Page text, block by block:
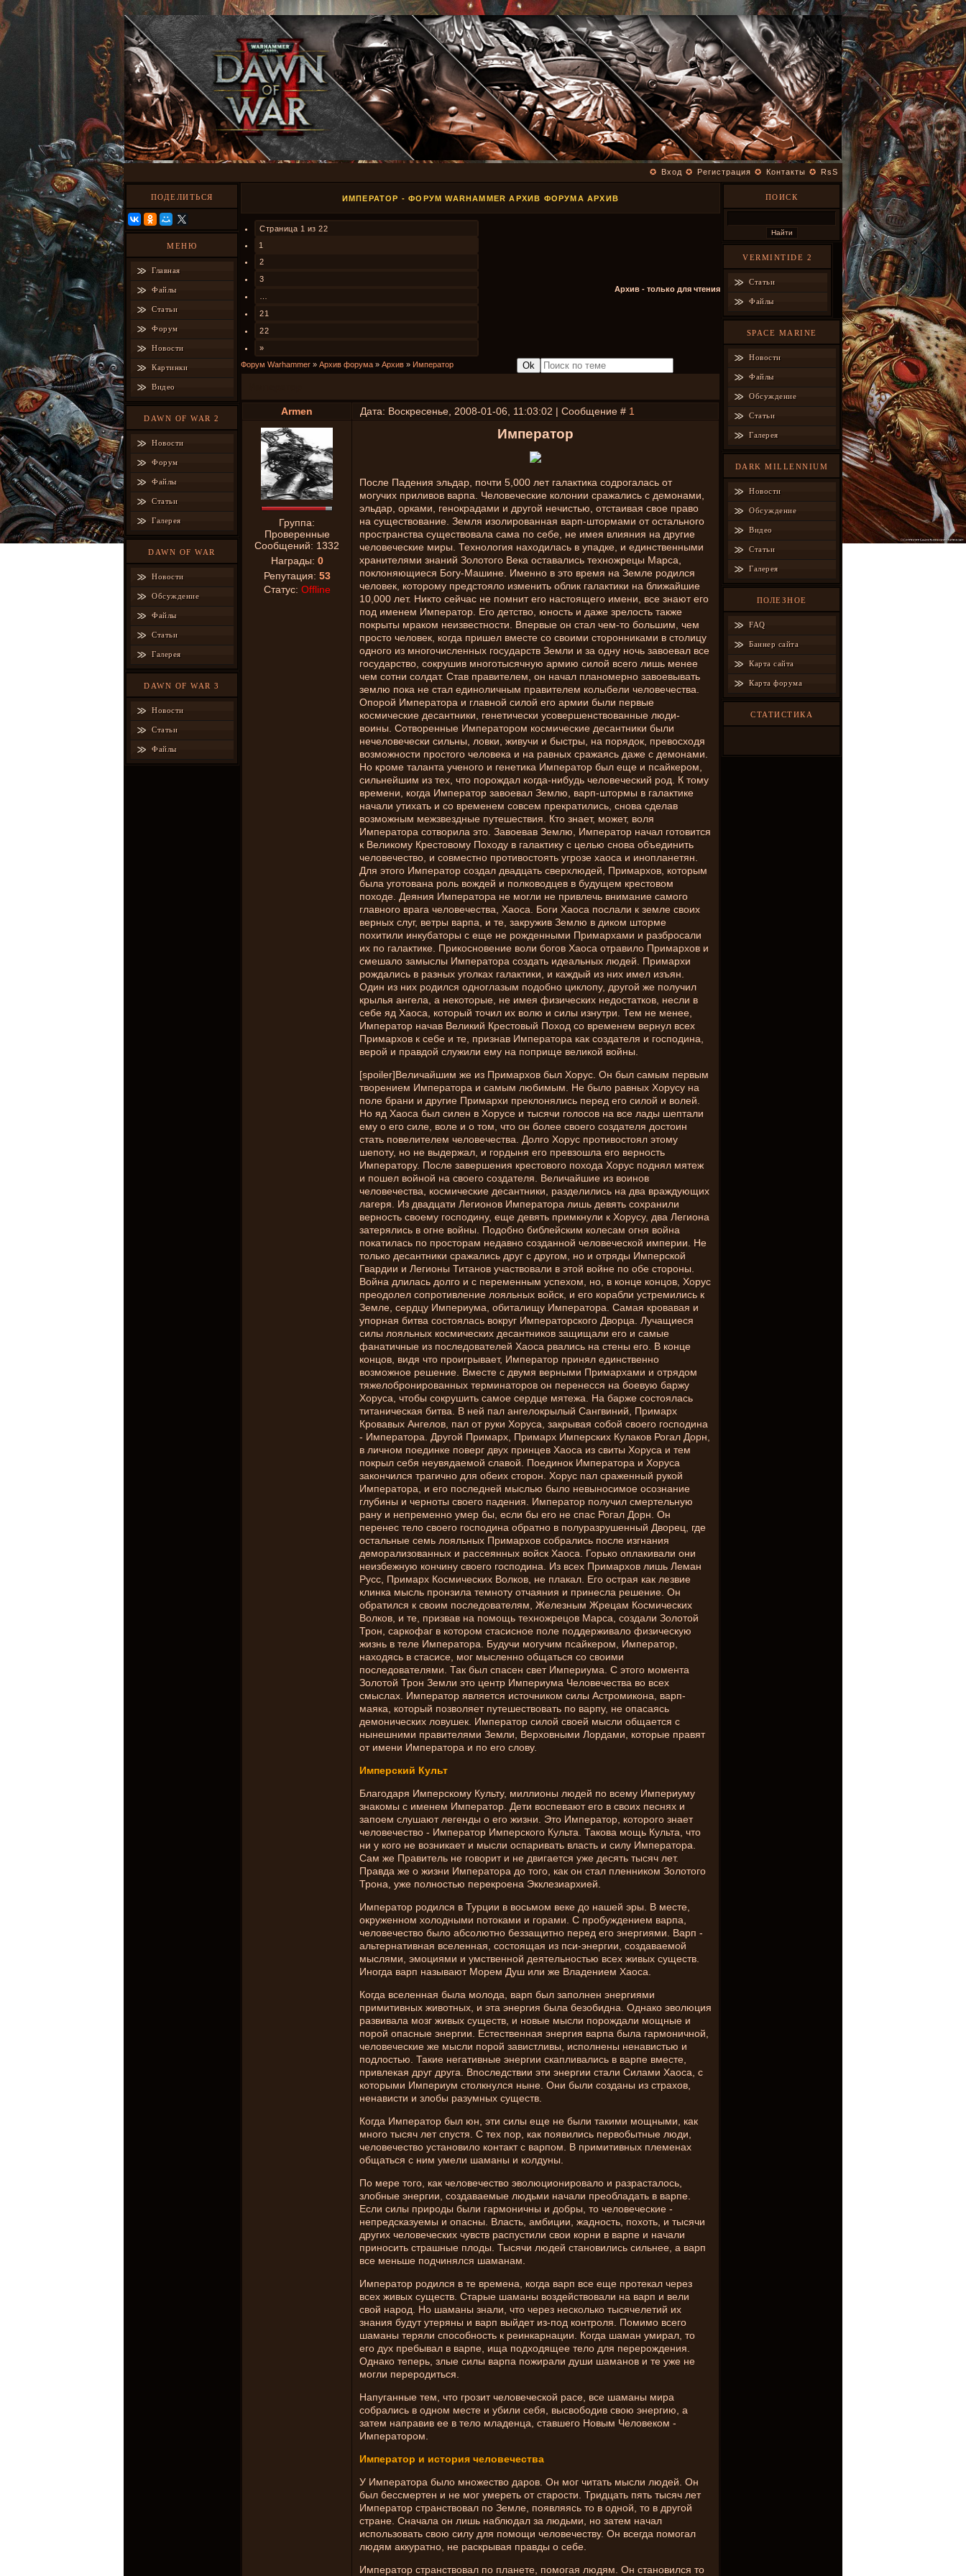
✪ Вход ✪ Регистрация ✪ Контакты ✪ RsS
ПОДЕЛИТЬСЯ
МЕНЮ
Главная
Файлы
Статьи
Форум
Новости
Картинки
Видео
DAWN OF WAR 2
Новости
Форум
Файлы
Статьи
Галерея
DAWN OF WAR
Новости
Обсуждение
Файлы
Статьи
Галерея
DAWN OF WAR 3
Новости
Статьи
Файлы
ИМПЕРАТОР - ФОРУМ WARHAMMER АРХИВ ФОРУМА АРХИВ
Страница 1 из 22
1
2
3
21
22
»
Архив - только для чтения
Форум Warhammer » Архив форума » Архив » Император
Armen Дата: Воскресенье, 2008-01-06, 11:03:02 | Сообщение # 1
Группа:
Проверенные
Сообщений: 1332
Награды: 0
Репутация: 53
Статус: Offline
Император
После Падения эльдар, почти 5,000 лет галактика содрогалась от
могучих приливов варпа. Человеческие колонии сражались с демонами,
эльдар, орками, генокрадами и другой нечистью, отстаивая свое право
на существование. Земля изолированная варп-штормами от остального
пространства существовала сама по себе, не имея влияния на другие
человеческие миры. Технология находилась в упадке, и единственными
хранителями знаний Золотого Века оставались техножрецы Марса,
поклоняющиеся Богу-Машине. Именно в это время на Земле родился
человек, которому предстояло изменить облик галактики на ближайшие
10,000 лет. Никто сейчас не помнит его настоящего имени, все знают его
под именем Император. Его детство, юность и даже зрелость также
покрыты мраком неизвестности. Впервые он стал чем-то большим, чем
просто человек, когда пришел вместе со своими сторонниками в столицу
одного из многочисленных государств Земли и за одну ночь завоевал все
государство, сокрушив многотысячную армию силой всего лишь менее
чем сотни солдат. Став правителем, он начал планомерно завоевывать
землю пока не стал единоличным правителем колыбели человечества.
Опорой Императора и главной силой его армии были первые
космические десантники, генетически усовершенствованные люди-
воины. Сотворенные Императором космические десантники были
нечеловечески сильны, ловки, живучи и быстры, на порядок, превосходя
возможности простого человека и на равных сражаясь даже с демонами.
Но кроме таланта ученого и генетика Император был еще и псайкером,
сильнейшим из тех, что порождал когда-нибудь человеческий род. К тому
времени, когда Император завоевал Землю, варп-штормы в галактике
начали утихать и со временем совсем прекратились, снова сделав
возможным межзвездные путешествия. Кто знает, может, воля
Императора сотворила это. Завоевав Землю, Император начал готовится
к Великому Крестовому Походу в галактику с целью снова объединить
человечество, и совместно противостоять угрозе хаоса и инопланетян.
Для этого Император создал двадцать сверхлюдей, Примархов, которым
была уготована роль вождей и полководцев в будущем крестовом
походе. Деяния Императора не могли не привлечь внимание самого
главного врага человечества, Хаоса. Боги Хаоса послали к земле своих
верных слуг, ветры варпа, и те, закружив Землю в диком шторме
похитили инкубаторы с еще не рожденными Примархами и разбросали
их по галактике. Прикосновение воли богов Хаоса отравило Примархов и
смешало замыслы Императора создать идеальных людей. Примархи
рождались в разных уголках галактики, и каждый из них имел изъян.
Один из них родился одноглазым подобно циклопу, другой же получил
крылья ангела, а некоторые, не имея физических недостатков, несли в
себе яд Хаоса, который точил их волю и силы изнутри. Тем не менее,
Император начав Великий Крестовый Поход со временем вернул всех
Примархов к себе и те, признав Императора как создателя и господина,
верой и правдой служили ему на поприще великой войны.
[spoiler]Величайшим же из Примархов был Хорус. Он был самым первым
творением Императора и самым любимым. Не было равных Хорусу на
поле брани и другие Примархи преклонялись перед его силой и волей.
Но яд Хаоса был силен в Хорусе и тысячи голосов на все лады шептали
ему о его силе, воле и о том, что он более своего создателя достоин
стать повелителем человечества. Долго Хорус противостоял этому
шепоту, но не выдержал, и гордыня его превзошла его верность
Императору. После завершения крестового похода Хорус поднял мятеж
и пошел войной на своего создателя. Величайшие из воинов
человечества, космические десантники, разделились на два враждующих
лагеря. Из двадцати Легионов Императора лишь девять сохранили
верность своему господину, еще девять примкнули к Хорусу, два Легиона
затерялись в огне войны. Подобно библейским колесам огня война
покатилась по просторам недавно созданной человеческой империи. Не
только десантники сражались друг с другом, но и отряды Имперской
Гвардии и Легионы Титанов участвовали в этой войне по обе стороны.
Война длилась долго и с переменным успехом, но, в конце концов, Хорус
преодолел сопротивление лояльных войск, и его корабли устремились к
Земле, сердцу Империума, обиталищу Императора. Самая кровавая и
упорная битва состоялась вокруг Императорского Дворца. Лучащиеся
силы лояльных космических десантников защищали его и самые
фанатичные из последователей Хаоса рвались на стены его. В конце
концов, видя что проигрывает, Император принял единственно
возможное решение. Вместе с двумя верными Примархами и отрядом
тяжелобронированных терминаторов он перенесся на боевую баржу
Хоруса, чтобы сокрушить самое сердце мятежа. На барже состоялась
титаническая битва. В ней пал ангелокрылый Сангвиний, Примарх
Кровавых Ангелов, пал от руки Хоруса, закрывая собой своего господина
- Императора. Другой Примарх, Примарх Имперских Кулаков Рогал Дорн,
в личном поединке поверг двух принцев Хаоса из свиты Хоруса и тем
покрыл себя неувядаемой славой. Поединок Императора и Хоруса
закончился трагично для обеих сторон. Хорус пал сраженный рукой
Императора, и его последней мыслью было невыносимое осознание
глубины и черноты своего падения. Император получил смертельную
рану и непременно умер бы, если бы его не спас Рогал Дорн. Он
перенес тело своего господина обратно в полуразрушенный Дворец, где
остальные семь лояльных Примархов собрались после изгнания
деморализованных и рассеянных войск Хаоса. Горько оплакивали они
неизбежную кончину своего господина. Из всех Примархов лишь Леман
Русс, Примарх Космических Волков, не плакал. Его острая как лезвие
клинка мысль пронзила темноту отчаяния и принесла решение. Он
обратился к своим последователям, Железным Жрецам Космических
Волков, и те, призвав на помощь техножрецов Марса, создали Золотой
Трон, саркофаг в котором стасисное поле поддерживало физическую
жизнь в теле Императора. Будучи могучим псайкером, Император,
находясь в стасисе, мог мысленно общаться со своими
последователями. Так был спасен свет Империума. С этого момента
Золотой Трон Земли это центр Империума Человечества во всех
смыслах. Император является источником силы Астромикона, варп-
маяка, который позволяет путешествовать по варпу, не опасаясь
демонических ловушек. Император силой своей мысли общается с
нынешними правителями Земли, Верховными Лордами, которые правят
от имени Императора и по его слову.
Имперский Культ
Благодаря Имперскому Культу, миллионы людей по всему Империуму
знакомы с именем Император. Дети воспевают его в своих песнях и
запоем слушают легенды о его жизни. Это Император, которого знает
человечество - Император Имперского Культа. Такова мощь Культа, что
ни у кого не возникает и мысли оспаривать власть и силу Императора.
Сам же Правитель не говорит и не двигается уже десять тысяч лет.
Правда же о жизни Императора до того, как он стал пленником Золотого
Трона, уже полностью перекроена Экклезиархией.
Император родился в Турции в восьмом веке до нашей эры. В месте,
окруженном холодными потоками и горами. С пробуждением варпа,
человечество было абсолютно беззащитно перед его энергиями. Варп -
альтернативная вселенная, состоящая из пси-энергии, создаваемой
мыслями, эмоциями и умственной деятельностью всех живых существ.
Иногда варп называют Морем Душ или же Владением Хаоса.
Когда вселенная была молода, варп был заполнен энергиями
примитивных животных, и эта энергия была безобидна. Однако эволюция
развивала мозг живых существ, и новые мысли порождали мощные и
порой опасные энергии. Естественная энергия варпа была гармоничной,
человеческие же мысли порой завистливы, исполнены ненавистью и
подлостью. Такие негативные энергии скапливались в варпе вместе,
привлекая друг друга. Впоследствии эти энергии стали Силами Хаоса, с
которыми Империум столкнулся ныне. Они были созданы из страхов,
ненависти и злобы разумных существ.
Когда Император был юн, эти силы еще не были такими мощными, как
много тысяч лет спустя. С тех пор, как появились первобытные люди,
человечество установило контакт с варпом. В примитивных племенах
общаться с ним умели шаманы и колдуны.
По мере того, как человечество эволюционировало и разрасталось,
злобные энергии, создаваемые людьми начали преобладать в варпе.
Если силы природы были гармоничны и добры, то человеческие -
непредсказуемы и опасны. Власть, амбиции, жадность, похоть, и тысячи
других человеческих чувств распустили свои корни в варпе и начали
приносить страшные плоды. Тысячи людей становились сильнее, а варп
все меньше подчинялся шаманам.
Император родился в те времена, когда варп все еще протекал через
всех живых существ. Старые шаманы воздействовали на варп и вели
свой народ. Но шаманы знали, что через несколько тысячелетий их
знания будут утеряны и варп выйдет из-под контроля. Помимо всего
шаманы теряли способность к реинкарнации. Когда шаман умирал, то
его дух пребывал в варпе, ища подходящее тело для перерождения.
Однако теперь, злые силы варпа пожирали души шаманов и те уже не
могли переродиться.
Напуганные тем, что грозит человеческой расе, все шаманы мира
собрались в одном месте и убили себя, высвободив свою энергию, а
затем направив ее в тело младенца, ставшего Новым Человеком -
Императором.
Император и история человечества
У Императора было множество даров. Он мог читать мысли людей. Он
был бессмертен и не мог умереть от старости. Тридцать пять тысяч лет
Император странствовал по Земле, появляясь то в одной, то в другой
стране. Сначала он лишь наблюдал за людьми, но затем начал
использовать свою силу для помощи человечеству. Он всегда помогал
людям аккуратно, не раскрывая правды о себе.
Император странствовал по планете, помогая людям. Он становился то
ПОИСК
VERMINTIDE 2
Статьи
Файлы
SPACE MARINE
Новости
Файлы
Обсуждение
Статьи
Галерея
DARK MILLENNIUM
Новости
Обсуждение
Видео
Статьи
Галерея
ПОЛЕЗНОЕ
FAQ
Баннер сайта
Карта сайта
Карта форума
СТАТИСТИКА